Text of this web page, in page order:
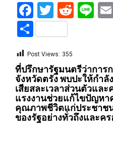
Facebook
Twitter
Share
Post Views: 355
ที่ปรึกษารัฐมนตรีว่าการ
จังหวัดตรัง พบปะให้กำลั
เสียสละเวลาส่วนตัวแล
แรงงานช่วยแก้ไขปัญห
คุณภาพชีวิตแก่ประชาช
ของรัฐอย่างทั่วถึงและค